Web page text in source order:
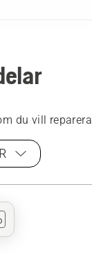
du vill reparera